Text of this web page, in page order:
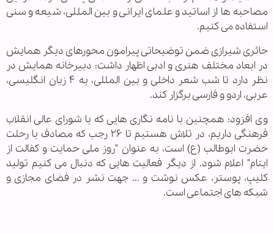
مصاحبه ها از اساتید و علمای ایرانی و بین المللی، شیعه و سنی
استفاده می کنیم.
حائری شیرازی ضمن توضیحاتی پیرامون محورهای دیگر همایش
در ابعاد مختلف هنری و ادبی اظهار داشت: دبیرخانه همایش در
نظر دارد تا شب شعر داخلی و بین المللی، به ۴ زبان انگلیسی،
عربی، اردو و فارسی برگزار کند.
وی افزود: همچنین با نامه نگاری هایی که با شورای عالی انقلاب
فرهنگی داریم، در تلاش هستیم تا ۲۶ رجب که مصادف با رحلت
حضرت ابوطالب (ع) است، به عنوان "روز ملی حمایت و کفالت از
ایتام" اعلام شود. از دیگر فعالیت هایی که دنبال می کنیم تولید
کلیپ، پوستر، عکس نوشت و ... جهت نشر در فضای مجازی و
شبکه های اجتماعی است.